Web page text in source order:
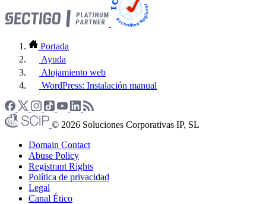
Portada
Ayuda
Alojamiento web
WordPress: Instalación manual
© 2026 Soluciones Corporativas IP, SL
Domain Contact
Abuse Policy
Registrant Rights
Política de privacidad
Legal
Canal Ético